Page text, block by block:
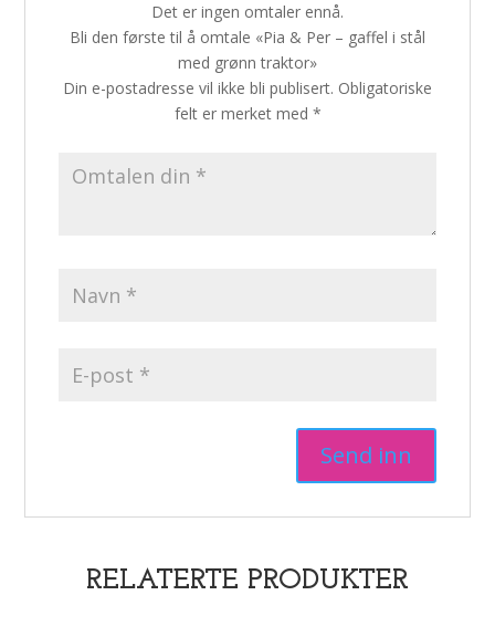
Det er ingen omtaler ennå.
Bli den første til å omtale «Pia & Per – gaffel i stål
med grønn traktor»
Din e-postadresse vil ikke bli publisert. Obligatoriske
felt er merket med *
RELATERTE PRODUKTER